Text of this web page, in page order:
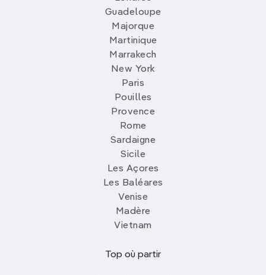
Guadeloupe
Majorque
Martinique
Marrakech
New York
Paris
Pouilles
Provence
Rome
Sardaigne
Sicile
Les Açores
Les Baléares
Venise
Madère
Vietnam
Top où partir